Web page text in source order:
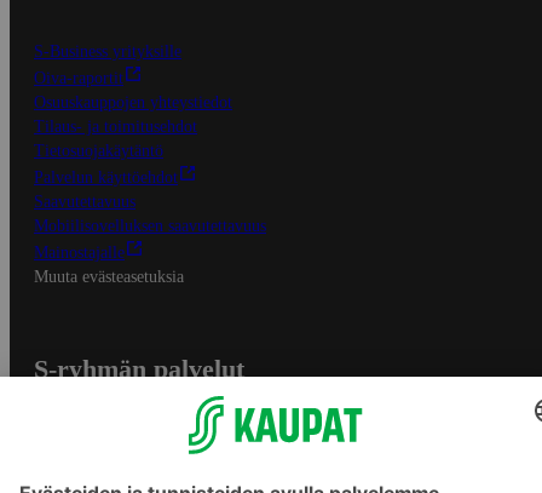
S-Business yrityksille
Oiva-raportit
Osuuskauppojen yhteystiedot
Tilaus- ja toimitusehdot
Tietosuojakäytäntö
Palvelun käyttöehdot
Saavutettavuus
Mobiilisovelluksen saavutettavuus
Mainostajalle
Muuta evästeasetuksia
S-ryhmän palvelut